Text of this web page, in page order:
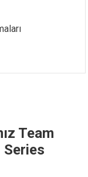
Team
Series